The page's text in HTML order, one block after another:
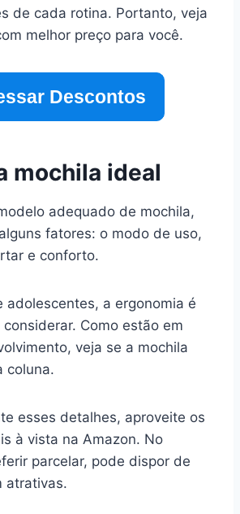
de cada rotina. Portanto, veja
melhor preço para você.
Descontos
mochila ideal
adequado de mochila,
fatores: o modo de uso,
e conforto.
adolescentes, a ergonomia é
Como estão em
veja se a mochila
coluna.
esses detalhes, aproveite os
à vista na Amazon. No
parcelar, pode dispor de
atrativas.